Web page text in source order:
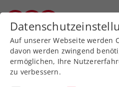
Zurück zur
Turniere
Auf unserer Webseite werden
davon werden zwingend
ermöglichen, Ihre
zu verbessern.